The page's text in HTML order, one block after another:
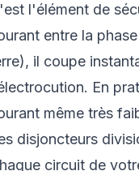
l'élément de
entre la
il coupe
En
même très
disjoncteurs
circuit de